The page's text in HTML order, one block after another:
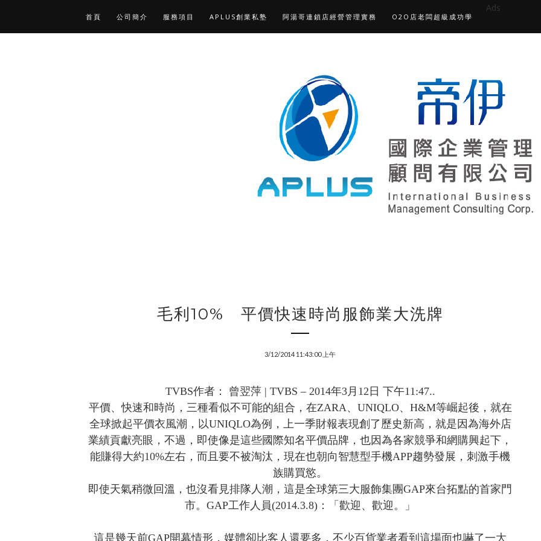
首頁 公司簡介 服務項目 APLUS創業私塾 阿湯哥連鎖店經營管理實務 O2O店老闆超級成功學
Ads
毛利10% 平價快速時尚服飾業大洗牌
3/12/2014 11:43:00 上午
TVBS作者： 曾翌萍 | TVBS – 2014年3月12日 下午11:47..
平價、快速和時尚，三種看似不可能的組合，在ZARA、UNIQLO、H&M等崛起後，就在
全球掀起平價衣風潮，以UNIQLO為例，上一季財報表現創了歷史新高，就是因為海外店
業績貢獻亮眼，不過，即使像是這些國際知名平價品牌，也因為各家競爭和網購興起下，
能賺得大約10%左右，而且要不被淘汰，現在也朝向智慧型手機APP趨勢發展，刺激手機
族購買慾。
即使天氣稍微回溫，也沒看見排隊人潮，這是全球第三大服飾集團GAP來台拓點的首家門
市。GAP工作人員(2014.3.8)：「歡迎、歡迎。」
這是幾天前GAP開幕情形，媒體卻比客人還要多，不少百貨業者看到這場面也嚇了一大